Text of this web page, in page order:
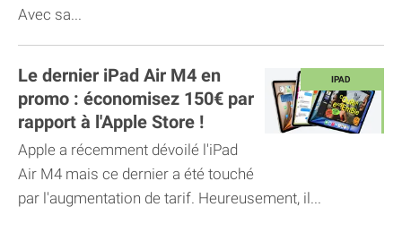
Avec sa...
Le dernier iPad Air M4 en
promo : économisez 150€ par
rapport à l'Apple Store !
Apple a récemment dévoilé l'iPad
Air M4 mais ce dernier a été touché
par l'augmentation de tarif. Heureusement, il...